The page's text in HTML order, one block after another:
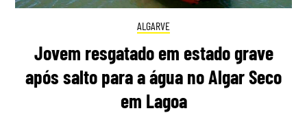
ALGARVE
Jovem resgatado em estado grave
após salto para a água no Algar Seco
em Lagoa